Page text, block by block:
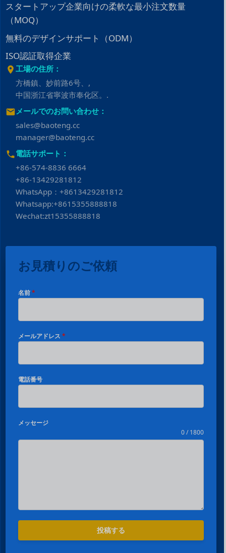
スタートアップ企業向けの柔軟な最小注文数量
（MOQ）
無料のデザインサポート（ODM）
ISO認証取得企業
工場の住所：
方橋鎮、妙前路6号、,
中国浙江省寧波市奉化区。.
メールでのお問い合わせ：
sales@baoteng.cc
manager@baoteng.cc
電話サポート：
+86-574-8836 6664
+86-13429281812
WhatsApp：+8613429281812
Whatsapp:+8615355888818
Wechat:zt15355888818
お見積りのご依頼
名前*
メールアドレス*
電話番号
メッセージ
0 / 1800
投稿する